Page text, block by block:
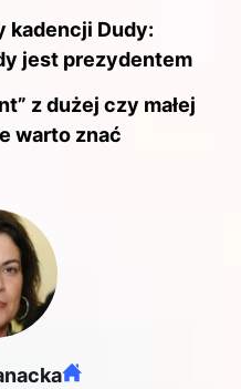
kadencji Dudy:
jest prezydentem
z dużej czy małej
warto znać